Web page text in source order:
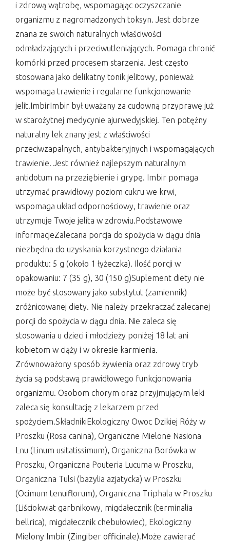
i zdrową wątrobę, wspomagając oczyszczanie
organizmu z nagromadzonych toksyn. Jest dobrze
znana ze swoich naturalnych właściwości
odmładzających i przeciwutleniających. Pomaga chronić
komórki przed procesem starzenia. Jest często
stosowana jako delikatny tonik jelitowy, ponieważ
wspomaga trawienie i regularne funkcjonowanie
jelit.ImbirImbir był uważany za cudowną przyprawę już
w starożytnej medycynie ajurwedyjskiej. Ten potężny
naturalny lek znany jest z właściwości
przeciwzapalnych, antybakteryjnych i wspomagających
trawienie. Jest również najlepszym naturalnym
antidotum na przeziębienie i grypę. Imbir pomaga
utrzymać prawidłowy poziom cukru we krwi,
wspomaga układ odpornościowy, trawienie oraz
utrzymuje Twoje jelita w zdrowiu.Podstawowe
informacjeZalecana porcja do spożycia w ciągu dnia
niezbędna do uzyskania korzystnego działania
produktu: 5 g (około 1 łyżeczka). Ilość porcji w
opakowaniu: 7 (35 g), 30 (150 g)Suplement diety nie
może być stosowany jako substytut (zamiennik)
zróżnicowanej diety. Nie należy przekraczać zalecanej
porcji do spożycia w ciągu dnia. Nie zaleca się
stosowania u dzieci i młodzieży poniżej 18 lat ani
kobietom w ciąży i w okresie karmienia.
Zrównoważony sposób żywienia oraz zdrowy tryb
życia są podstawą prawidłowego funkcjonowania
organizmu. Osobom chorym oraz przyjmującym leki
zaleca się konsultację z lekarzem przed
spożyciem.SkładnikiEkologiczny Owoc Dzikiej Róży w
Proszku (Rosa canina), Organiczne Mielone Nasiona
Lnu (Linum usitatissimum), Organiczna Borówka w
Proszku, Organiczna Pouteria Lucuma w Proszku,
Organiczna Tulsi (bazylia azjatycka) w Proszku
(Ocimum tenuiflorum), Organiczna Triphala w Proszku
(Liściokwiat garbnikowy, migdałecznik (terminalia
bellrica), migdałecznik chebułowiec), Ekologiczny
Mielony Imbir (Zingiber officinale).Może zawierać